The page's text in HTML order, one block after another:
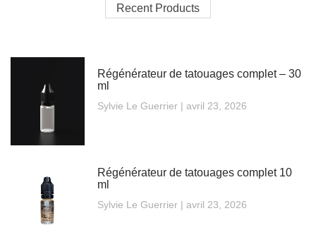
Recent Products
Régénérateur de tatouages complet – 30
ml
Sylvie Le Guerrier avril 23, 2026
Régénérateur de tatouages complet 10
ml
Sylvie Le Guerrier avril 23, 2026